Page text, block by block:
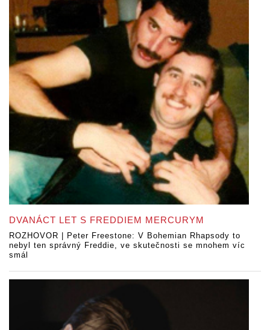
DVANÁCT LET S FREDDIEM MERCURYM
ROZHOVOR | Peter Freestone: V Bohemian Rhapsody to
nebyl ten správný Freddie, ve skutečnosti se mnohem víc
smál